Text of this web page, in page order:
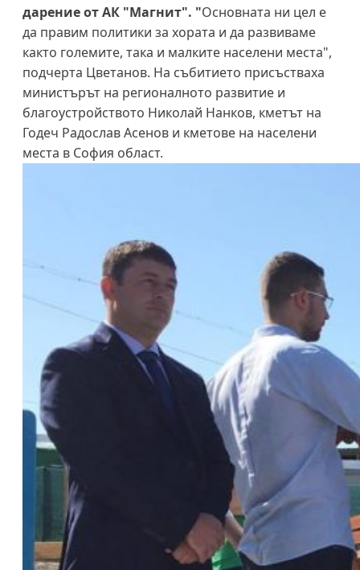
дарение от АК "Магнит". "Основната ни цел е
да правим политики за хората и да развиваме
както големите, така и малките населени места",
подчерта Цветанов. На събитието присъстваха
министърът на регионалното развитие и
благоустройството Николай Нанков, кметът на
Годеч Радослав Асенов и кметове на населени
места в София област.